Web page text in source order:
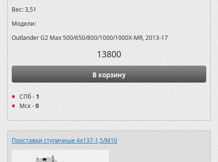
Вес:3,51
Модели:
Outlander G2 Max 500/650/800/1000/1000X-MR, 2013-17
13800
В корзину
СПб -1
Мск -0
Проставки ступичные 4х137-1,5/M10